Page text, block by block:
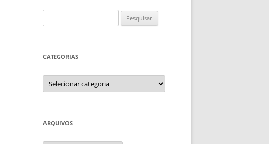
por:
CATEGORIAS
Categorias
ARQUIVOS